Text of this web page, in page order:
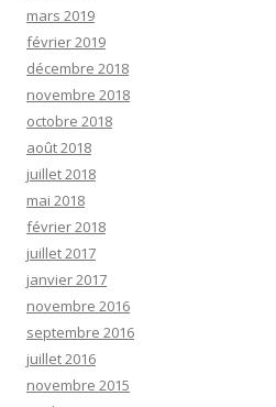
mars 2019
février 2019
décembre 2018
novembre 2018
octobre 2018
août 2018
juillet 2018
mai 2018
février 2018
juillet 2017
janvier 2017
novembre 2016
septembre 2016
juillet 2016
novembre 2015